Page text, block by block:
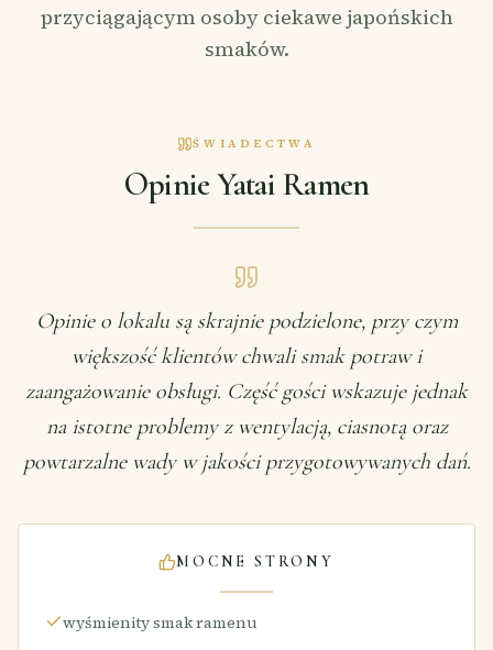
przyciągającym osoby ciekawe japońskich
smaków.
ŚWIADECTWA
Opinie Yatai Ramen
Opinie o lokalu są skrajnie podzielone, przy czym
większość klientów chwali smak potraw i
zaangażowanie obsługi. Część gości wskazuje jednak
na istotne problemy z wentylacją, ciasnotą oraz
powtarzalne wady w jakości przygotowywanych dań.
MOCNE STRONY
wyśmienity smak ramenu